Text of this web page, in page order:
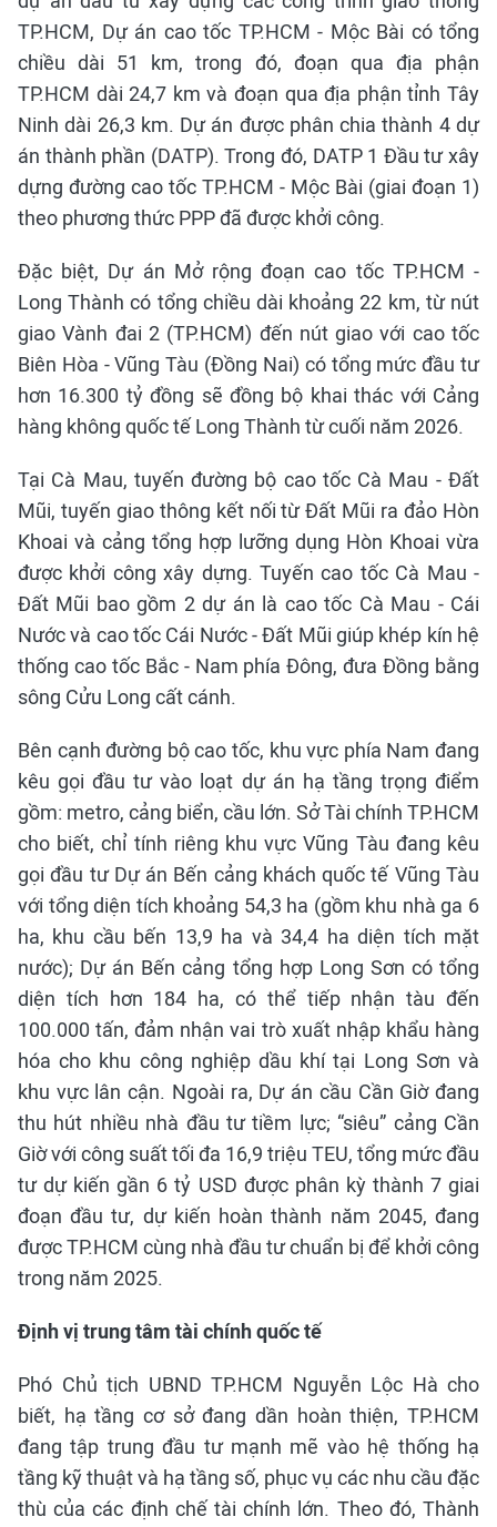
TP.HCM, Dự án cao tốc TP.HCM - Mộc Bài có tổng
chiều dài 51 km, trong đó, đoạn qua địa phận
TP.HCM dài 24,7 km và đoạn qua địa phận tỉnh Tây
Ninh dài 26,3 km. Dự án được phân chia thành 4 dự
án thành phần (DATP). Trong đó, DATP 1 Đầu tư xây
dựng đường cao tốc TP.HCM - Mộc Bài (giai đoạn 1)
theo phương thức PPP đã được khởi công.
Đặc biệt, Dự án Mở rộng đoạn cao tốc TP.HCM -
Long Thành có tổng chiều dài khoảng 22 km, từ nút
giao Vành đai 2 (TP.HCM) đến nút giao với cao tốc
Biên Hòa - Vũng Tàu (Đồng Nai) có tổng mức đầu tư
hơn 16.300 tỷ đồng sẽ đồng bộ khai thác với Cảng
hàng không quốc tế Long Thành từ cuối năm 2026.
Tại Cà Mau, tuyến đường bộ cao tốc Cà Mau - Đất
Mũi, tuyến giao thông kết nối từ Đất Mũi ra đảo Hòn
Khoai và cảng tổng hợp lưỡng dụng Hòn Khoai vừa
được khởi công xây dựng. Tuyến cao tốc Cà Mau -
Đất Mũi bao gồm 2 dự án là cao tốc Cà Mau - Cái
Nước và cao tốc Cái Nước - Đất Mũi giúp khép kín hệ
thống cao tốc Bắc - Nam phía Đông, đưa Đồng bằng
sông Cửu Long cất cánh.
Bên cạnh đường bộ cao tốc, khu vực phía Nam đang
kêu gọi đầu tư vào loạt dự án hạ tầng trọng điểm
gồm: metro, cảng biển, cầu lớn. Sở Tài chính TP.HCM
cho biết, chỉ tính riêng khu vực Vũng Tàu đang kêu
gọi đầu tư Dự án Bến cảng khách quốc tế Vũng Tàu
với tổng diện tích khoảng 54,3 ha (gồm khu nhà ga 6
ha, khu cầu bến 13,9 ha và 34,4 ha diện tích mặt
nước); Dự án Bến cảng tổng hợp Long Sơn có tổng
diện tích hơn 184 ha, có thể tiếp nhận tàu đến
100.000 tấn, đảm nhận vai trò xuất nhập khẩu hàng
hóa cho khu công nghiệp dầu khí tại Long Sơn và
khu vực lân cận. Ngoài ra, Dự án cầu Cần Giờ đang
thu hút nhiều nhà đầu tư tiềm lực; “siêu” cảng Cần
Giờ với công suất tối đa 16,9 triệu TEU, tổng mức đầu
tư dự kiến gần 6 tỷ USD được phân kỳ thành 7 giai
đoạn đầu tư, dự kiến hoàn thành năm 2045, đang
được TP.HCM cùng nhà đầu tư chuẩn bị để khởi công
trong năm 2025.
Định vị trung tâm tài chính quốc tế
Phó Chủ tịch UBND TP.HCM Nguyễn Lộc Hà cho
biết, hạ tầng cơ sở đang dần hoàn thiện, TP.HCM
đang tập trung đầu tư mạnh mẽ vào hệ thống hạ
tầng kỹ thuật và hạ tầng số, phục vụ các nhu cầu đặc
thù của các định chế tài chính lớn. Theo đó, Thành